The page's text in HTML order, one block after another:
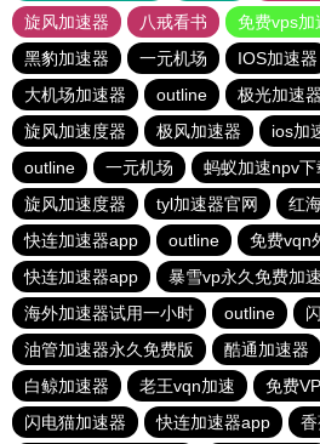
旋风加速器
八戒看书
免费vps加
黑豹加速器
一元机场 IOS加速器
大机场加速器
outline 极光加速器
旋风加速度器
极风加速器 ios加
outline
一元机场
蚂蚁加速npv
旋风加速度器
tyl加速器官网
红
快连加速器app
outline 免费vqn
快连加速器app
暴雪vp永久免费加
海外加速器试用一小时
outline
油管加速器永久免费版
酷通加速器
白鲸加速器
老王vqn加速 免费
闪电猫加速器
快连加速器app